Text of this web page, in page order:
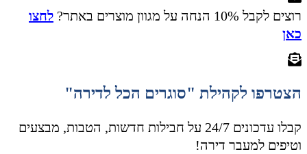
רוצים לקבל 10% הנחה על מגוון מוצרים באתר?
לחצו
כאן
הצטרפו לקהילת "סוגרים הכל לדירה"
קבלו עדכונים 24/7 על חבילות חדשות, הטבות, מבצעים
וטיפים למעבר דירה!